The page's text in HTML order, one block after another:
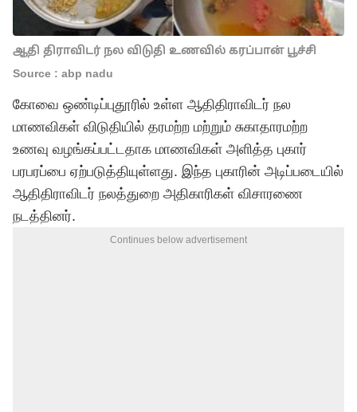
ஆதி திராவிடர் நல விடுதி உணவில் கரப்பான் பூச்சி
Source : abp nadu
கோவை ஒண்டிப்புதூரில் உள்ள ஆதிதிராவிடர் நல
மாணவிகள் விடுதியில் தரமற்ற மற்றும் சுகாதாரமற்ற
உணவு வழங்கப்பட்டதாக மாணவிகள் அளித்த புகார்
பரபரப்பை ஏற்படுத்தியுள்ளது. இந்த புகாரின் அடிப்படையில்
ஆதிதிராவிடர் நலத்துறை அதிகாரிகள் விசாரணை
நடத்தினர்.
Continues below advertisement